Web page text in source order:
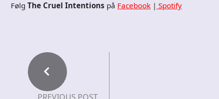
Følg The Cruel Intentions på Facebook | Spotify